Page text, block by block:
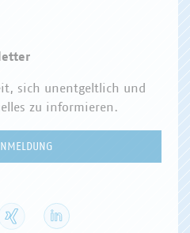
sich unentgeltlich und
zu informieren.